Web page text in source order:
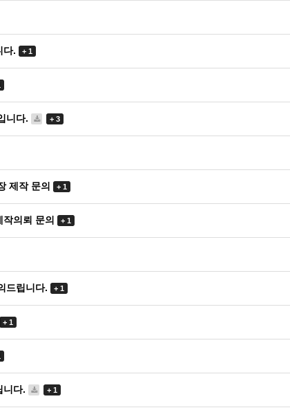
다. + 1
니다. + 3
제작 문의 + 1
의뢰 문의 + 1
드립니다. + 1
+ 1
니다. + 1